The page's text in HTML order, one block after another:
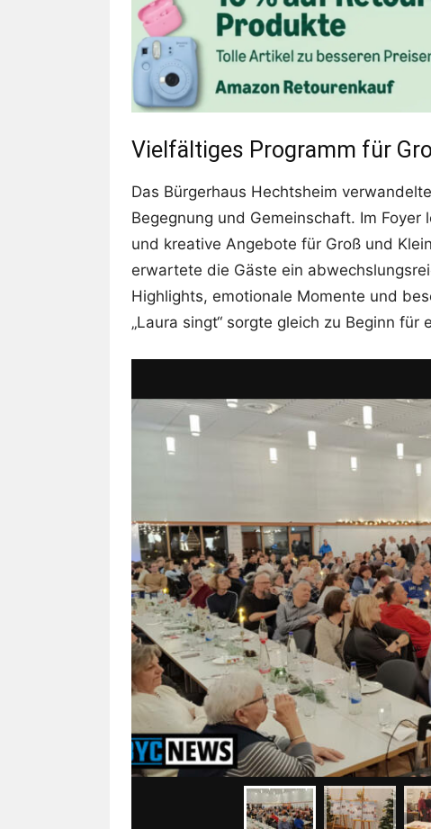
Vielfältiges Programm für
Das Bürgerhaus Hechtsheim
Begegnung und Gemeinschaft. Im
und kreative Angebote für Groß und
erwartete die Gäste ein
Highlights, emotionale Momente und
„Laura singt“ sorgte gleich zu Beginn für